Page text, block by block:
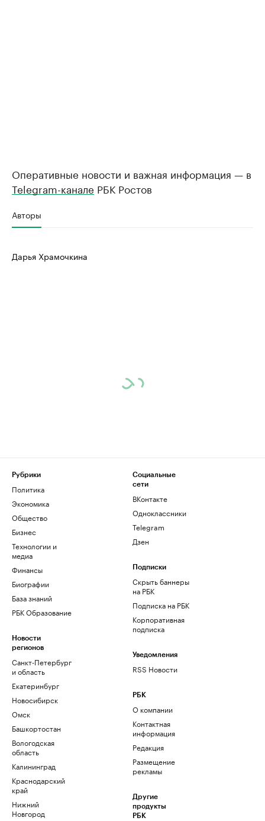
Оперативные новости и важная информация — в
Telegram-канале РБК Ростов
Авторы
Дарья Храмочкина
Рубрики
Политика
Экономика
Общество
Бизнес
Технологии и
медиа
Финансы
Биографии
База знаний
РБК Образование
Новости
регионов
Санкт-Петербург
и область
Екатеринбург
Новосибирск
Омск
Башкортостан
Вологодская
область
Калининград
Краснодарский
край
Нижний
Новгород
Социальные
сети
ВКонтакте
Одноклассники
Telegram
Дзен
Подписки
Скрыть баннеры
на РБК
Подписка на РБК
Корпоративная
подписка
Уведомления
RSS Новости
РБК
О компании
Контактная
информация
Редакция
Размещение
рекламы
Другие
продукты
РБК